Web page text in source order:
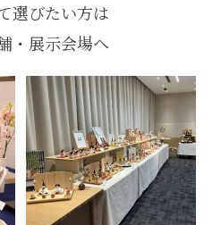
選びたい方は
・展示会場へ